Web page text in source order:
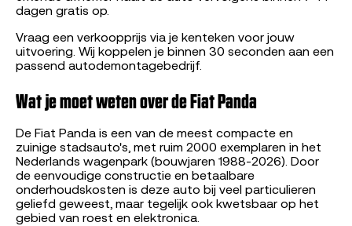
dagen gratis op.
Vraag een verkoopprijs via je kenteken voor jouw
uitvoering. Wij koppelen je binnen 30 seconden aan een
passend autodemontagebedrijf.
Wat je moet weten over de Fiat Panda
De Fiat Panda is een van de meest compacte en
zuinige stadsauto's, met ruim 2000 exemplaren in het
Nederlands wagenpark (bouwjaren 1988-2026). Door
de eenvoudige constructie en betaalbare
onderhoudskosten is deze auto bij veel particulieren
geliefd geweest, maar tegelijk ook kwetsbaar op het
gebied van roest en elektronica.